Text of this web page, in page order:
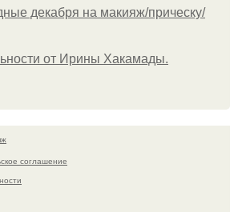
декабря на макияж/прическу/
от Ирины Хакамады.
соглашение